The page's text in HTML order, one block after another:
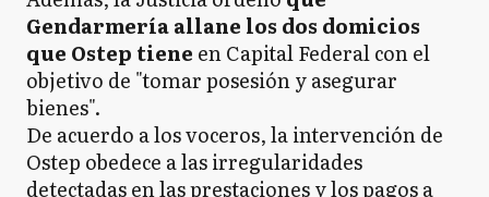
Gendarmería allane los dos domicios
que Ostep tiene en Capital Federal con el
objetivo de "tomar posesión y asegurar
bienes".
De acuerdo a los voceros, la intervención de
Ostep obedece a las irregularidades
detectadas en las prestaciones y los pagos a